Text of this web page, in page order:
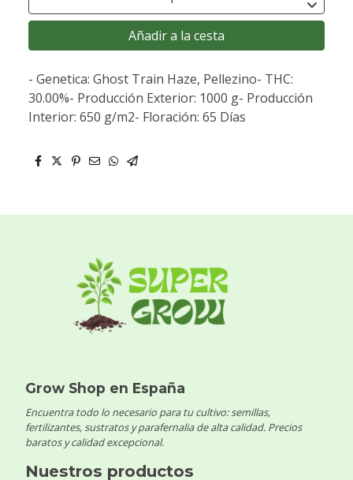
Añadir a la cesta
- Genetica: Ghost Train Haze, Pellezino- THC:
30.00%- Producción Exterior: 1000 g- Producción
Interior: 650 g/m2- Floración: 65 Días
Grow Shop en España
Encuentra todo lo necesario para tu cultivo: semillas,
fertilizantes, sustratos y parafernalia de alta calidad. Precios
baratos y calidad excepcional.
Nuestros productos